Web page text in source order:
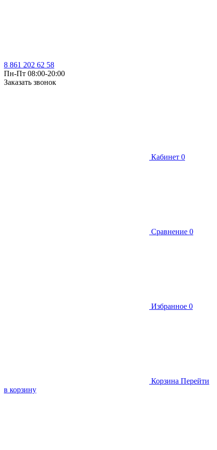
8 861 202 62 58
Пн-Пт 08:00-20:00
Заказать звонок
Кабинет 0
Сравнение 0
Избранное 0
Корзина Перейти
в корзину